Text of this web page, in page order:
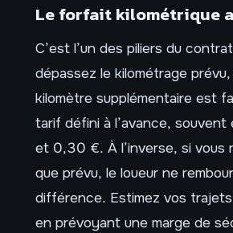
Le forfait kilométrique
C’est l’un des piliers du
dépassez le kilométrage
kilomètre supplémentaire est
tarif défini à l’avance,
et 0,30 €. À l’inverse, si vous
que prévu, le loueur ne
différence. Estimez vos
en prévoyant une marge de